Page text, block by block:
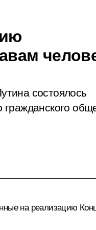
состоялось
на реализацию